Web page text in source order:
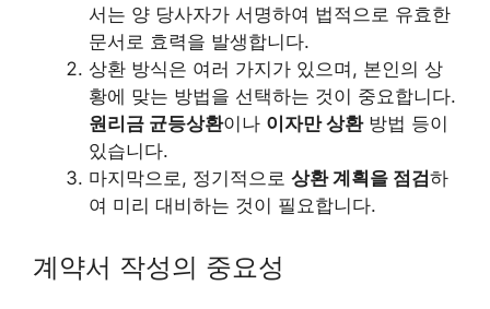
서는 양 당사자가 서명하여 법적으로 유효한
문서로 효력을 발생합니다.
상환 방식은 여러 가지가 있으며, 본인의 상
황에 맞는 방법을 선택하는 것이 중요합니다.
원리금 균등상환이나 이자만 상환방법 등이
있습니다.
마지막으로, 정기적으로 상환 계획을 점검하
여 미리 대비하는 것이 필요합니다.
계약서 작성의 중요성